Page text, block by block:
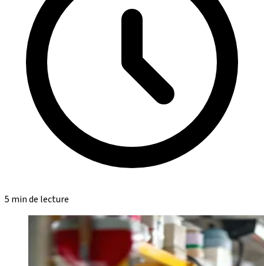
5 min de lecture